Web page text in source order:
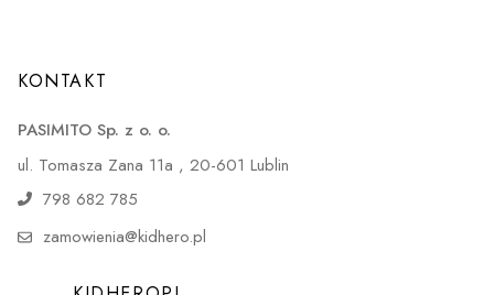
KONTAKT
PASIMITO Sp. z o. o.
ul. Tomasza Zana 11a , 20-601 Lublin
798 682 785
zamowienia@kidhero.pl